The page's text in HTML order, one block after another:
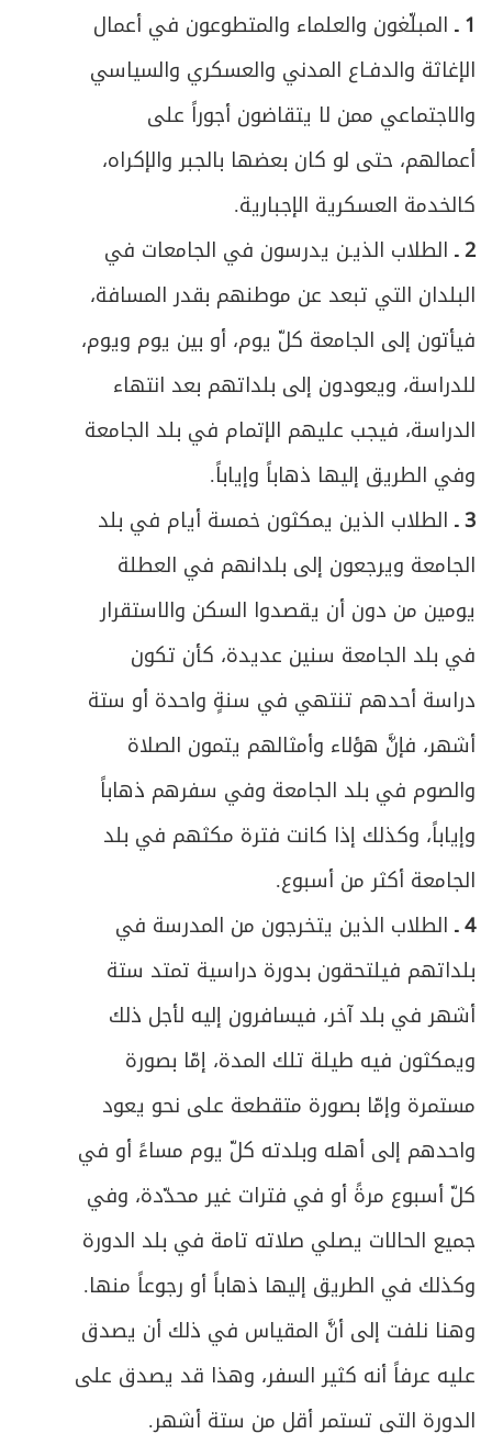
1 ـ المبلّغون والعلماء والمتطوعون في أعمال
الإغاثة والدفـاع المدني والعسكري والسياسي
والاجتماعي ممن لا يتقاضون أجوراً على
أعمالهم، حتى لو كان بعضها بالجبر والإكراه،
كالخدمة العسكرية الإجبارية.
2 ـ الطلاب الذيـن يدرسون في الجامعات في
البلدان التي تبعد عن موطنهم بقدر المسافة،
فيأتون إلى الجامعة كلّ يوم، أو بين يوم ويوم،
للدراسة، ويعودون إلى بلداتهم بعد انتهاء
الدراسة، فيجب عليهم الإتمام في بلد الجامعة
وفي الطريق إليها ذهاباً وإياباً.
3 ـ الطلاب الذين يمكثون خمسة أيام في بلد
الجامعة ويرجعون إلى بلدانهم في العطلة
يومين من دون أن يقصدوا السكن والاستقرار
في بلد الجامعة سنين عديدة، كأن تكون
دراسة أحدهم تنتهي في سنةٍ واحدة أو ستة
أشهر، فإنَّ هؤلاء وأمثالهم يتمون الصلاة
والصوم في بلد الجامعة وفي سفرهم ذهاباً
وإياباً، وكذلك إذا كانت فترة مكثهم في بلد
الجامعة أكثر من أسبوع.
4 ـ الطلاب الذين يتخرجون من المدرسة في
بلداتهم فيلتحقون بدورة دراسية تمتد ستة
أشهر في بلد آخر، فيسافرون إليه لأجل ذلك
ويمكثون فيه طيلة تلك المدة، إمّا بصورة
مستمرة وإمّا بصورة متقطعة على نحو يعود
واحدهم إلى أهله وبلدته كلّ يوم مساءً أو في
كلّ أسبوع مرةً أو في فترات غير محدّدة، وفي
جميع الحالات يصلي صلاته تامة في بلد الدورة
وكذلك في الطريق إليها ذهاباً أو رجوعاً منها.
وهنا نلفت إلى أنَّ المقياس في ذلك أن يصدق
عليه عرفاً أنه كثير السفر، وهذا قد يصدق على
الدورة التي تستمر أقل من ستة أشهر.